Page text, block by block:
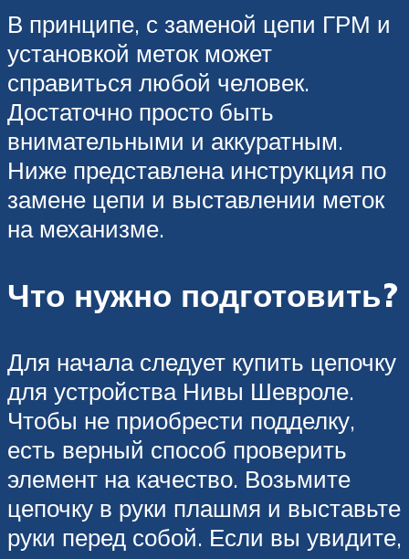
В принципе, с заменой цепи ГРМ и
установкой меток может
справиться любой человек.
Достаточно просто быть
внимательными и аккуратным.
Ниже представлена инструкция по
замене цепи и выставлении меток
на механизме.
Что нужно подготовить?
Для начала следует купить цепочку
для устройства Нивы Шевроле.
Чтобы не приобрести подделку,
есть верный способ проверить
элемент на качество. Возьмите
цепочку в руки плашмя и выставьте
руки перед собой. Если вы увидите,